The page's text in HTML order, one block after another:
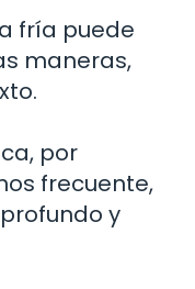
fría puede
maneras,
por
frecuente,
y